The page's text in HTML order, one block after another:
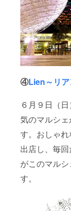
④Lien～リア
６月９日（
気のマルシェ
す。おしゃれ
出店し、毎
がこのマルシ
す。